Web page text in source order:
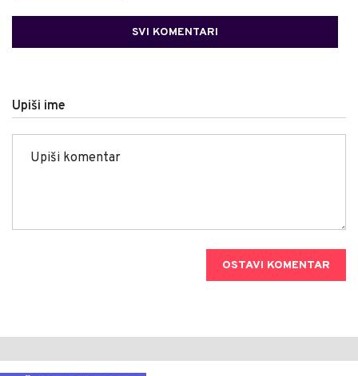
SVI KOMENTARI
Upiši ime
OSTAVI KOMENTAR